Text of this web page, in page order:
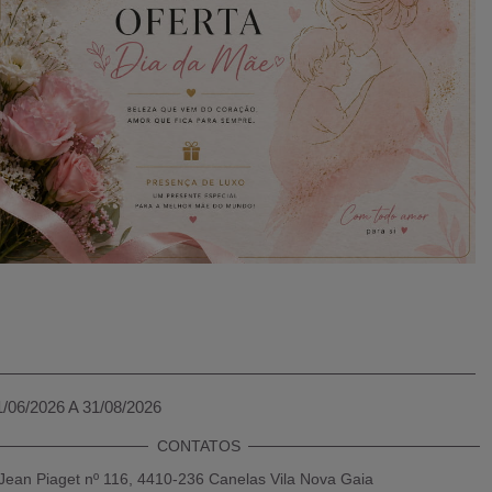
2026 A 31/08/2026
CONTATOS
Piaget nº 116, 4410-236 Canelas Vila Nova Gaia